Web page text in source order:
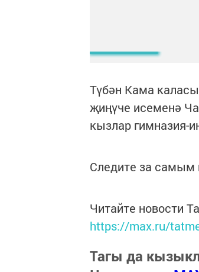
Түбән Кама
җиңүче исеменә
кызлар гимназия-
Следите за
Читайте новости
https://max.ru/
Тагы да